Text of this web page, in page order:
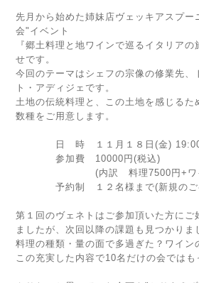
先月から始めた姉妹店ヴェッキアスプー
会"イベント
『郷土料理と地ワインで巡るイタリア
せです。
今回のテーマはシェフの宗像の修業先、
ト・アディジェです。
土地の伝統料理と、この土地を感じるた
数種をご用意します。
日 時 １１月１８日(金) 19:00
参加費 10000円(税込)
(内訳 料理7500円+ワイ
予約制 １２名様まで(新規のご参
第１回のヴェネトはご参加頂いた方にご
ましたが、次回以降の課題も見つかりま
料理の種類・量の面で多過ぎた？ワイン
この充実した内容で10名だけの会では